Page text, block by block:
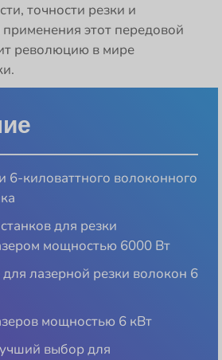
точности резки и
этот передовой
революцию в мире
6-киловаттного волоконного
для резки
мощностью 6000 Вт
лазерной резки волокон 6
мощностью 6 кВт
выбор для